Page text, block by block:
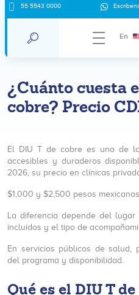
55 5543 0000
En
¿Cuánto cuesta
cobre? Precio
El DIU T de cobre es uno de
accesibles y duraderos
2026, su precio en clínicas
$1,000 y $2,500 pesos mexicanos
La diferencia depende del
incluidos y el tipo de
En servicios públicos de salud,
del programa y disponibilidad.
Qué es el DIU T